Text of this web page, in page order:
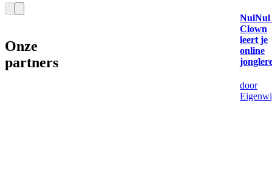
NulNul
Clown
leert je
online
door
Onze
partners